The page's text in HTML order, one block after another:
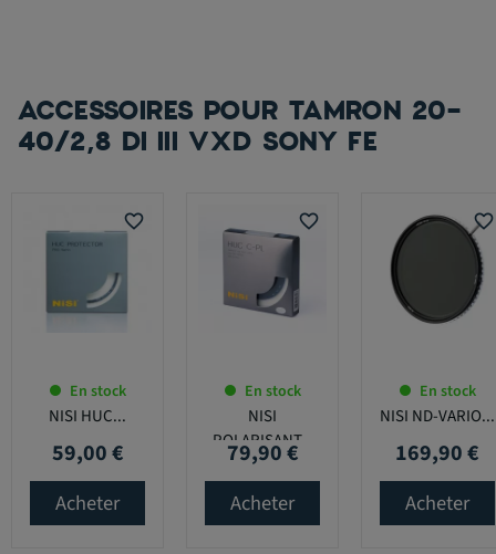
ACCESSOIRES POUR TAMRON 20-
40/2,8 DI III VXD SONY FE
favorite_border
En stock
NISI HUC...
Prix
59,00 €
Acheter
favorite_border
En stock
NISI
POLARISANT...
Prix
79,90 €
Acheter
favorite_border
En stock
NISI ND-VARIO...
Prix
169,90 €
Acheter